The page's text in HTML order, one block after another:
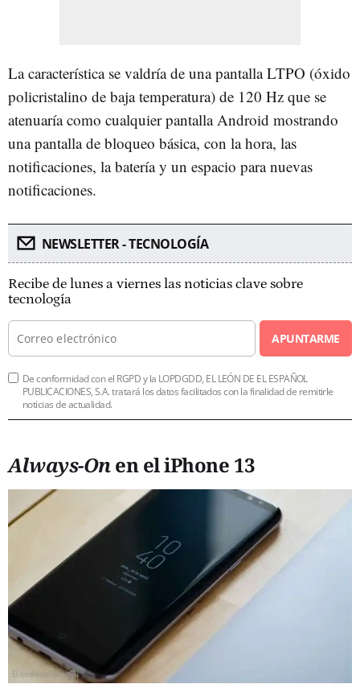
La característica se valdría de una pantalla LTPO (óxido
policristalino de baja temperatura) de 120 Hz que se
atenuaría como cualquier pantalla Android mostrando
una pantalla de bloqueo básica, con la hora, las
notificaciones, la batería y un espacio para nuevas
notificaciones.
NEWSLETTER - TECNOLOGÍA
Recibe de lunes a viernes las noticias clave sobre
tecnología
APUNTARME
De conformidad con el RGPD y la LOPDGDD, EL LEÓN DE EL ESPAÑOL
PUBLICACIONES, S.A. tratará los datos facilitados con la finalidad de remitirle
noticias de actualidad.
Always-Onen el iPhone 13